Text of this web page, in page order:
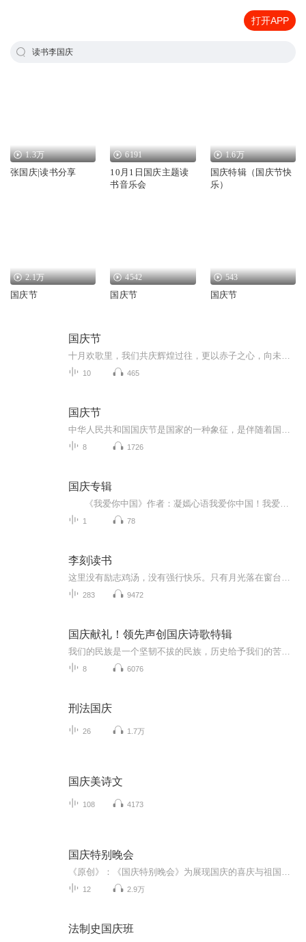
打开APP
读书李国庆
1.3万
张国庆|读书分享
6191
10月1日国庆主题读
书音乐会
1.6万
国庆特辑（国庆节快
乐）
2.1万
国庆节
4542
国庆节
543
国庆节
国庆节
10 465
国庆节
8 1726
国庆专辑
1 78
李刻读书
283 9472
国庆献礼！领先声创国庆诗歌特辑
8 6076
刑法国庆
26 1.7万
国庆美诗文
108 4173
国庆特别晚会
12 2.9万
法制史国庆班